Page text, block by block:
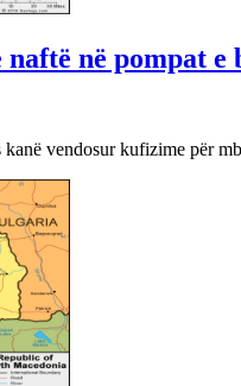
në pompat e
vendosur kufizime për